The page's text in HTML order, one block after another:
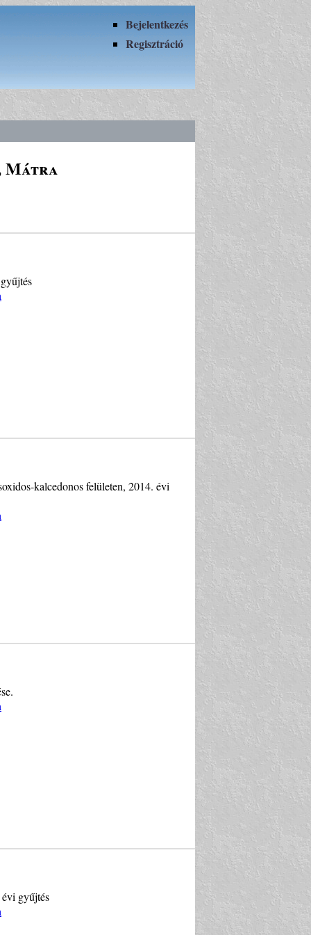
Bejelentkezés
Regisztráció
Mátra
kalcedonos felületen, 2014. évi
gyűjtés